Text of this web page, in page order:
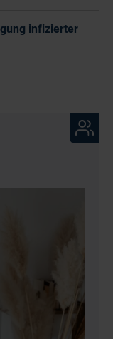
infizierter